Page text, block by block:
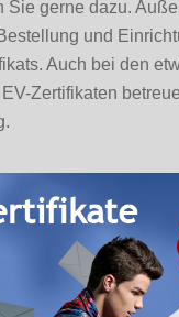
Sie gerne dazu.
und
Auch bei den
Zertifikaten